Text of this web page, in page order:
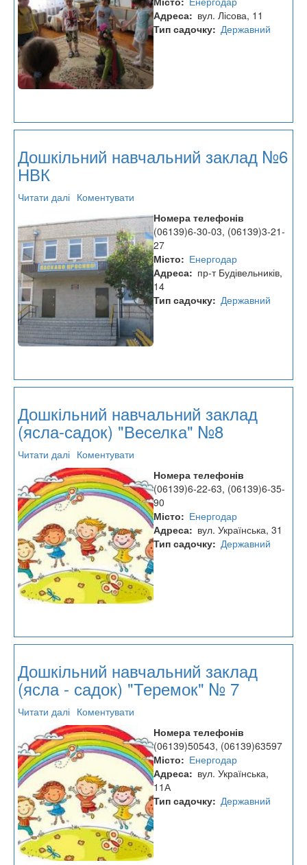
НВК
Адреса
вул. Лісова, 11
Тип садочку Державний
Дошкільний навчальний заклад №6
НВК
Читати далі про
навчальний
заклад
№6
НВК
Коментувати
Номера телефонів
(06139)6-30-03, (06139)3-21-
27
Місто
Енергодар
Адреса
пр-т Будівельників,
14
Тип садочку Державний
Дошкільний навчальний заклад
(ясла-садок) "Веселка" №8
Читати далі про
Дошкільний
навчальний
заклад
(ясла-
садок)
"Веселка"
№8
Коментувати
Номера телефонів
(06139)6-22-63, (06139)6-35-
90
Місто
Енергодар
Адреса
вул. Українська, 31
Тип садочку Державний
Дошкільний навчальний заклад
(ясла - садок) "Теремок" № 7
Читати далі про
Дошкільний
навчальний
заклад
(ясла
садок)
"Теремок"
№
7
Коментувати
Номера телефонів
(06139)50543, (06139)63597
Місто
Енергодар
Адреса
вул. Українська,
11А
Тип садочку Державний